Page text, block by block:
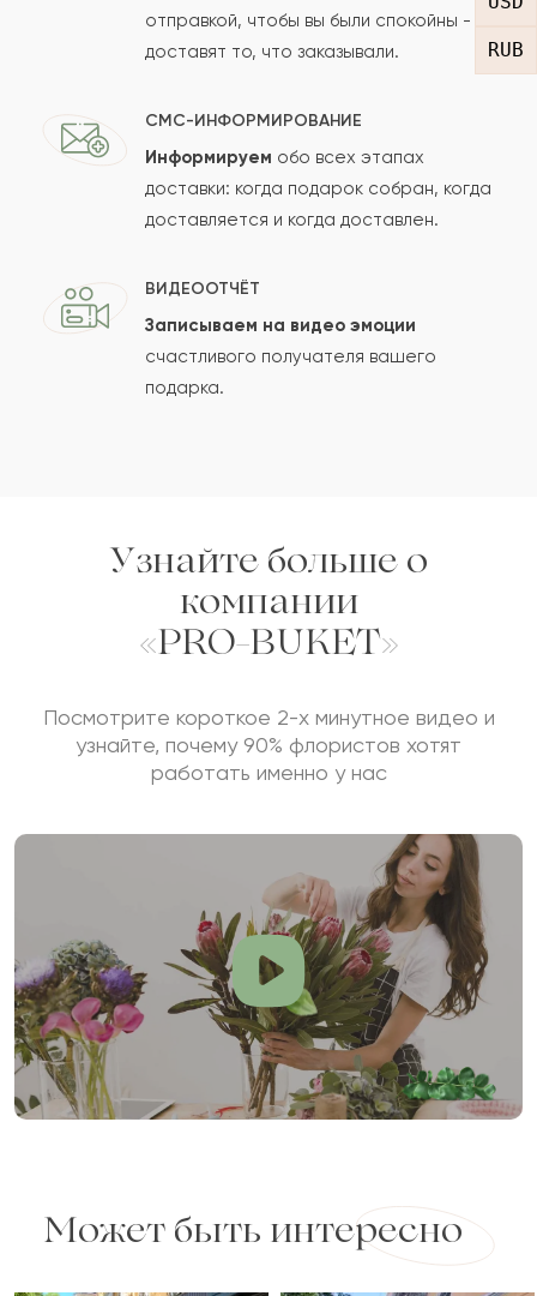
RUB
Сколько будет
Отзыв будет опубликован после проверки.
Проверяем на спам.
отправкой, чтобы вы были спокойны -
доставят то, что заказывали.
СМС-ИНФОРМИРОВАНИЕ
Информируем обо всех этапах
доставки: когда подарок собран, когда
доставляется и когда доставлен.
ВИДЕООТЧЁТ
Записываем на видео эмоции
счастливого получателя вашего
подарка.
Узнайте больше о
компании
«PRO-BUKET»
Посмотрите короткое 2-х минутное видео и
узнайте, почему 90% флористов хотят
работать именно у нас
Может быть интересно